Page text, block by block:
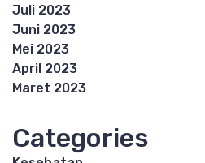
Juli 2023
Juni 2023
Mei 2023
April 2023
Maret 2023
Categories